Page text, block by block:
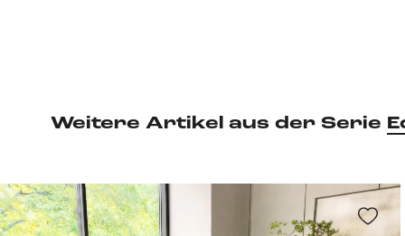
Weitere Artikel aus der Serie